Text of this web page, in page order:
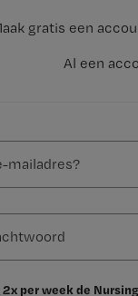
gratis een
Al een
2x per week de